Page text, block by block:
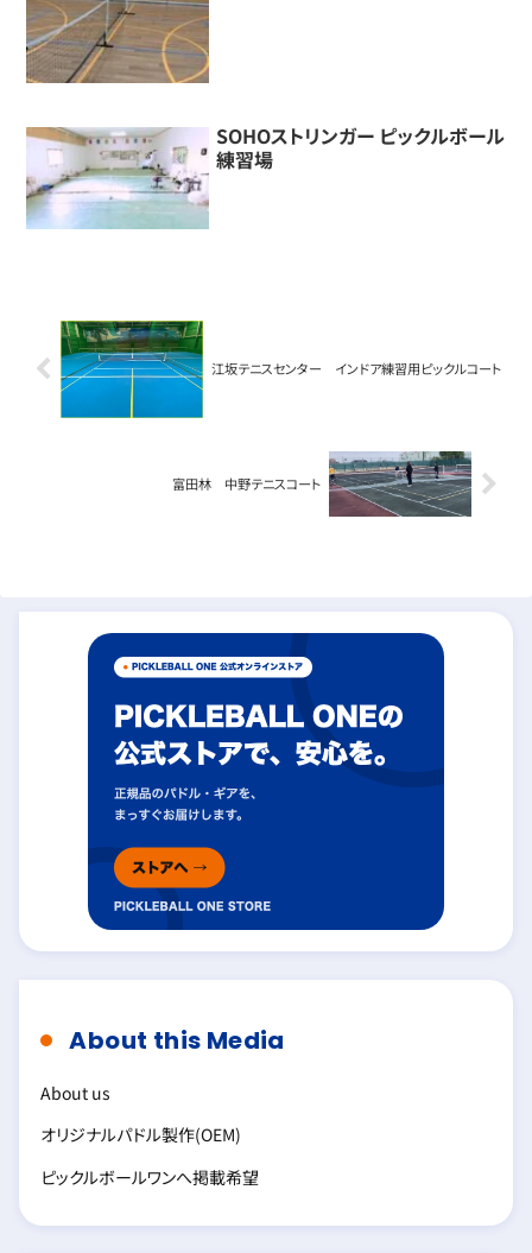
SOHOストリンガー ピックルボール
練習場
江坂テニスセンター インドア練習用ピックルコート
富田林 中野テニスコート
About this Media
About us
オリジナルパドル製作(OEM)
ピックルボールワンへ掲載希望